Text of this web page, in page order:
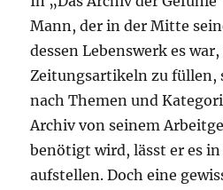
Mann, der in der Mitte
dessen Lebenswerk es
Zeitungsartikeln zu füllen,
nach Themen und
Archiv von seinem
benötigt wird, lässt er es in
aufstellen. Doch eine